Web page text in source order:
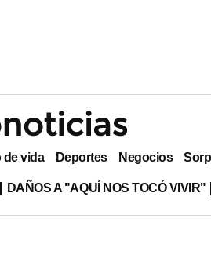
de vida Deportes Negocios
DAÑOS A "AQUÍ NOS TOCÓ VIVIR"